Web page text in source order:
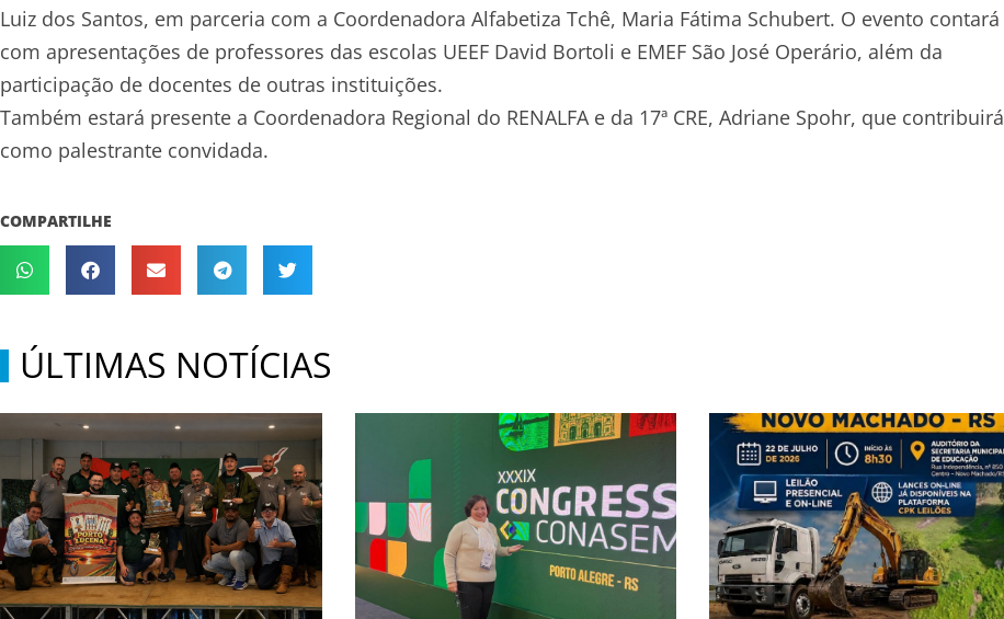
Luiz dos Santos, em parceria com a Coordenadora Alfabetiza Tchê, Maria Fátima Schubert. O evento contará
com apresentações de professores das escolas UEEF David Bortoli e EMEF São José Operário, além da
participação de docentes de outras instituições.
Também estará presente a Coordenadora Regional do RENALFA e da 17ª CRE, Adriane Spohr, que contribuirá
como palestrante convidada.
COMPARTILHE
ÚLTIMAS NOTÍCIAS